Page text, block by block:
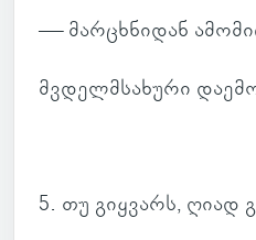
— მარ­ცხნი­დან
მვდელმსა­ხური
5. თუ გიყ­ვარს, ღიად